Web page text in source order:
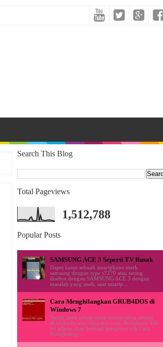
Search This Blog
Total Pageviews
1,512,788
Popular Posts
SAMSUNG ACE 3 Seperti TV Rusak
Dapet kasus sebuah smartphone merk
samsung dengan type s7270 atau sering
disebut dengan SAMSUNG ACE 3 dengan
masalah yang aneh, saat smartp...
Cara Menghilangkan GRUB4DOS di
Windows 7
Sudah lama admin tidak memposting artikel
di ululardiyanto.blogspot.com. Pertemuan kali
ini admin akan berbagi mengenai trik Cara
Menghilang...